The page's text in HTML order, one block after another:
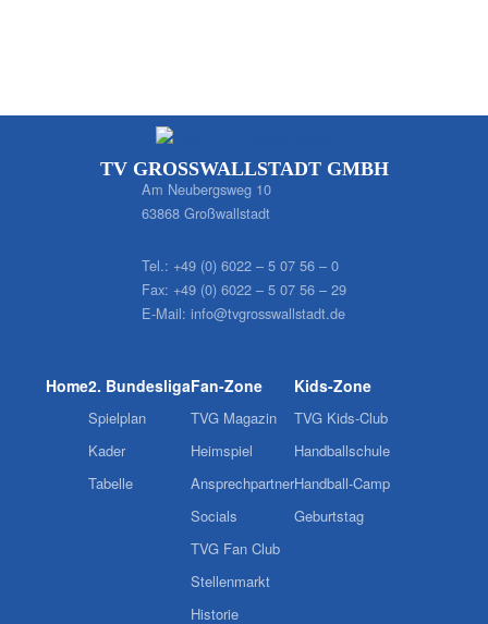
TV GROSSWALLSTADT GMBH
Am Neubergsweg 10
63868 Großwallstadt
Tel.: +49 (0) 6022 – 5 07 56 – 0
Fax: +49 (0) 6022 – 5 07 56 – 29
E-Mail: info@tvgrosswallstadt.de
Home2. Bundesliga
Spielplan
Kader
Tabelle
Fan-Zone
TVG Magazin
Heimspiel
Ansprechpartner
Socials
TVG Fan Club
Stellenmarkt
Historie
Kids-Zone
TVG Kids-Club
Handballschule
Handball-Camp
Geburtstag